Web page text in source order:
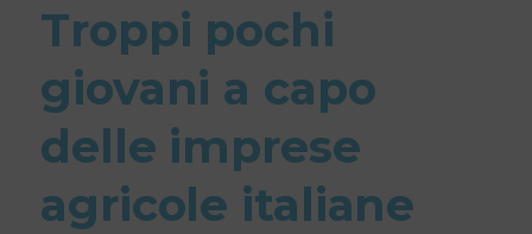
Troppi pochi
giovani a capo
delle imprese
agricole italiane